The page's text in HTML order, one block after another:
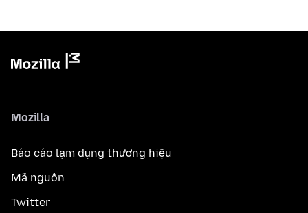
Mozilla
Báo cáo lạm dụng thương hiệu
Mã nguồn
Twitter